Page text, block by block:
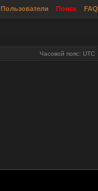
FAQ
Поиск
Пользователи
Часовой пояс: UTC